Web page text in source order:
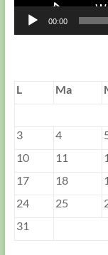
00:00
L
Ma
3
4
10
11
17
18
24
25
31